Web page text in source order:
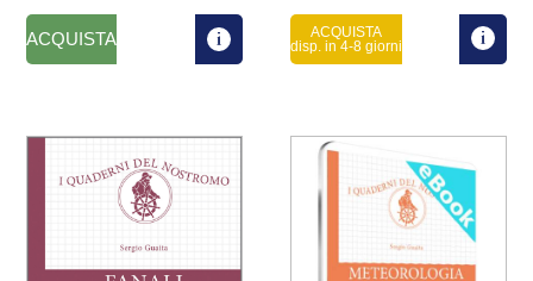
ACQUISTA
ACQUISTA
disp. in 4-8 giorni